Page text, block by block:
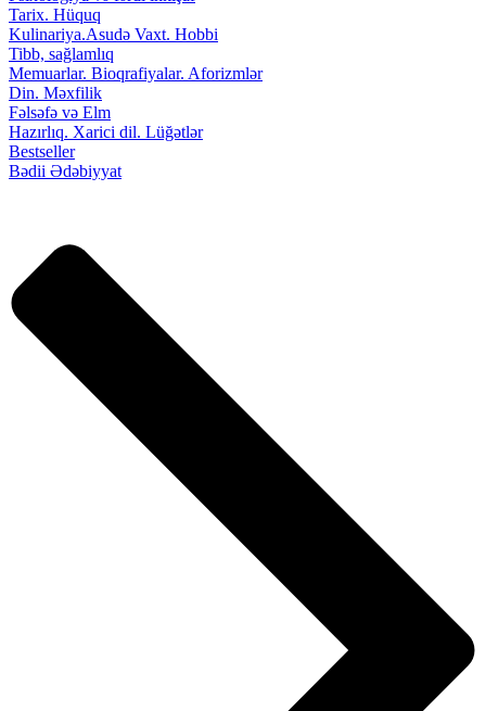
Tarix. Hüquq
Kulinariya.Asudə Vaxt. Hobbi
Tibb, sağlamlıq
Memuarlar. Bioqrafiyalar. Aforizmlər
Din. Məxfilik
Fəlsəfə və Elm
Hazırlıq. Xarici dil. Lüğətlər
Bestseller
Bədii Ədəbiyyat